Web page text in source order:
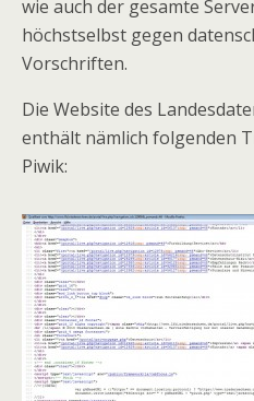
wie auch der gesamte
höchstselbst gegen
Vorschriften.
Die Website des
enthält nämlich folgenden
Piwik: